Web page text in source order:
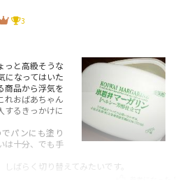
3
っと高級そうな
になってはいた
商品から浮気を
れおばあちゃん
するきっかけに
パンにも塗り
は十分、でも手
ばらく切り替えてみたいです。